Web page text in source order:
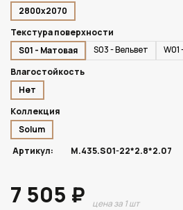
2800х2070
Текстура поверхности
S01 - Матовая
S03 - Вельвет
Влагостойкость
Нет
Коллекция
Solum
Артикул:
M.435.S01-22*2.8*2.07
7 505 ₽ цена за 1 шт